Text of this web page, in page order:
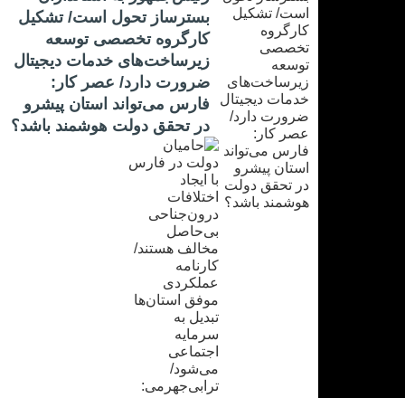
بسترساز تحول است/ تشکیل
کارگروه تخصصی توسعه
زیرساخت‌های خدمات دیجیتال
ضرورت دارد/ عصر کار:
فارس می‌تواند استان پیشرو
در تحقق دولت هوشمند باشد؟